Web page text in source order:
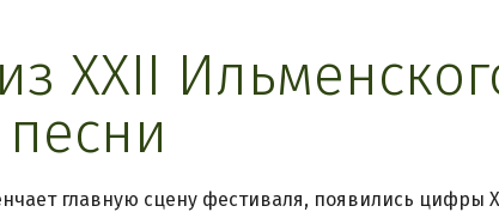
ХХII
главную сцену фестиваля, появились цифры